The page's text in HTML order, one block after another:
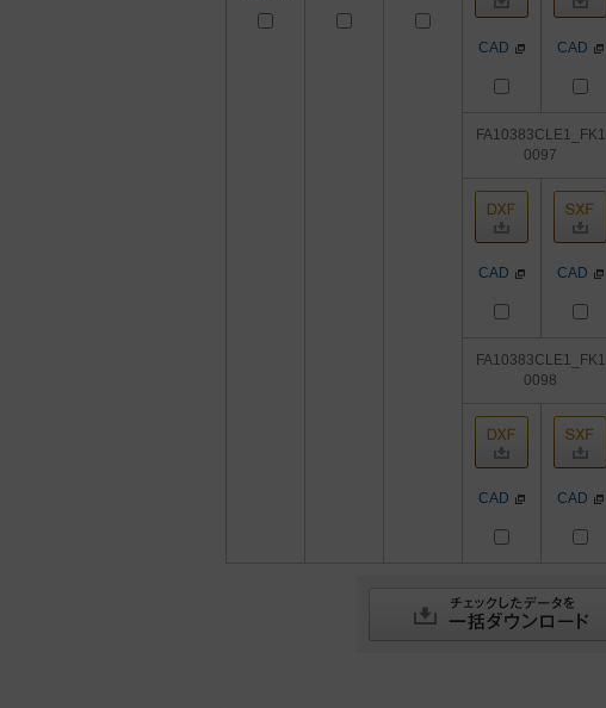
CAD CAD
FA10383CLE1_FK1
0097
CAD CAD
FA10383CLE1_FK1
0098
CAD CAD